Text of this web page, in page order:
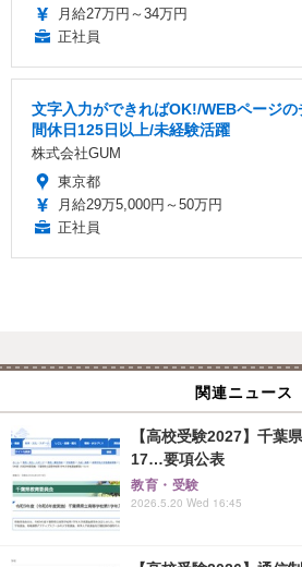
月給27万円～34万円
正社員
文字入力ができればOK!/WEBページ
間休日125日以上/未経験活躍
株式会社GUM
東京都
月給29万5,000円～50万円
正社員
関連ニュース
【高校受験2027】千葉
17…要項公表
教育・受験
2026.5.20 Wed 16:45